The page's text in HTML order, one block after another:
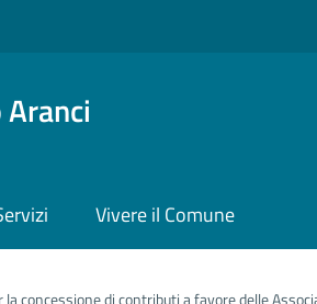
Vivere il Comune